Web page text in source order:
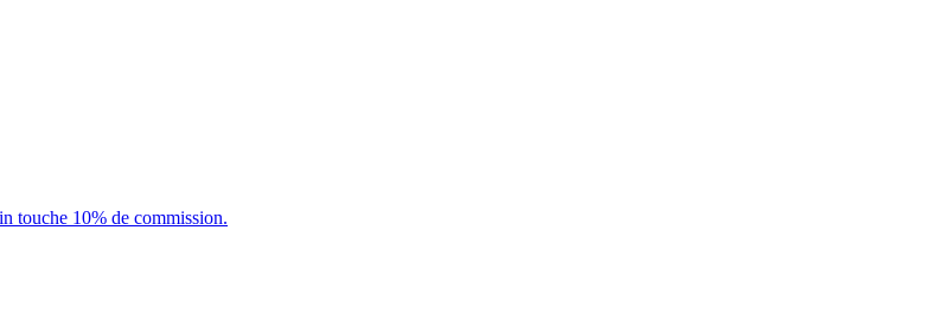
touche 10% de commission.